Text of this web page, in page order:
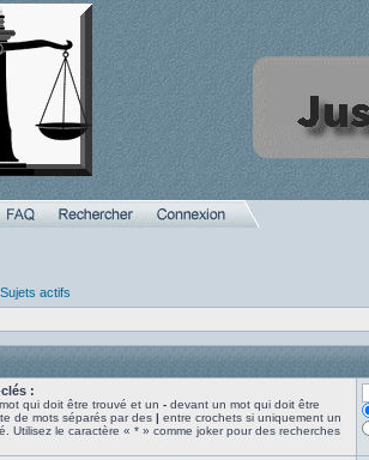
Sujets actifs
:
qui doit être trouvé et un - devant un mot qui doit être
de mots séparés par des | entre crochets si uniquement un
Utilisez le caractère « * » comme joker pour des recherches